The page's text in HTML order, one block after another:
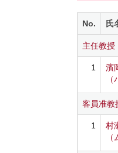
No. 氏
主任教授
1
濱
客員准教
1
村